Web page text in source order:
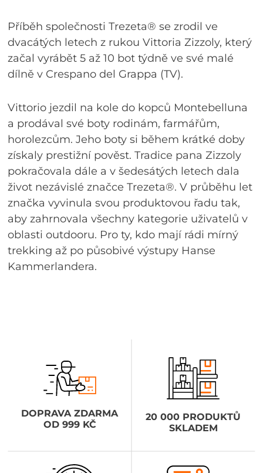
Příběh společnosti Trezeta® se zrodil ve
dvacátých letech z rukou Vittoria Zizzoly, který
začal vyrábět 5 až 10 bot týdně ve své malé
dílně v Crespano del Grappa (TV).
Vittorio jezdil na kole do kopců Montebelluna
a prodával své boty rodinám, farmářům,
horolezcům. Jeho boty si během krátké doby
získaly prestižní pověst. Tradice pana Zizzoly
pokračovala dále a v šedesátých letech dala
život nezávislé značce Trezeta®. V průběhu let
značka vyvinula svou produktovou řadu tak,
aby zahrnovala všechny kategorie uživatelů v
oblasti outdooru. Pro ty, kdo mají rádi mírný
trekking až po působivé výstupy Hanse
Kammerlandera.
DOPRAVA ZDARMA
OD 999 KČ
20 000 PRODUKTŮ
SKLADEM